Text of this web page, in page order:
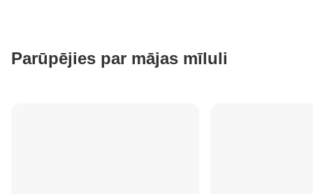
Parūpējies par mājas mīluli